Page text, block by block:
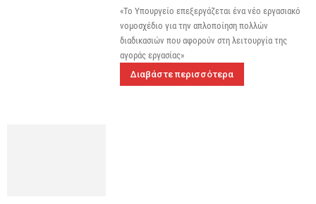
«Το Υπουργείο επεξεργάζεται ένα νέο εργασιακό
νομοσχέδιο για την απλοποίηση πολλών
διαδικασιών που αφορούν στη λειτουργία της
αγοράς εργασίας»
Διαβάστε περισσότερα